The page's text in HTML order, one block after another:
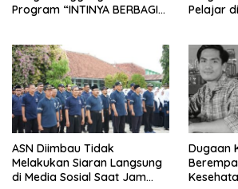
Program “INTINYA BERBAGI”,
Pelajar
ASN Diimbau Tidak
Melakukan Siaran Langsung
di Media Sosial Saat Jam
Dugaan